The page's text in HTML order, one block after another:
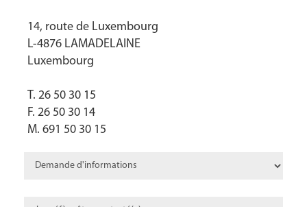
14, route de Luxembourg
L-4876 LAMADELAINE
Luxembourg
T. 26 50 30 15
F. 26 50 30 14
M. 691 50 30 15